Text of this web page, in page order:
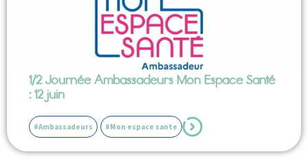
1/2 Journée Ambassadeurs Mon Espace Santé
: 12 juin
#Ambassadeurs #Mon espace sante